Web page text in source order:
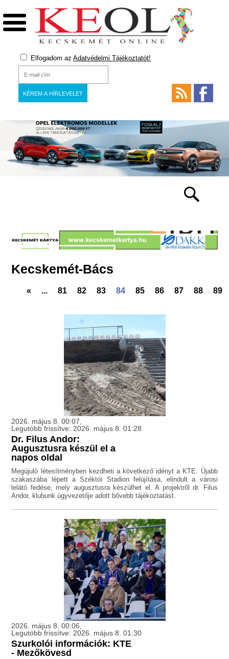
Elfogadom az Adatvédelmi Tájékoztatót!
Kecskemét-Bács
« ... 81 82 83 84 85 86 87 88 89
2026. május 8. 00:07,
Legutóbb frissítve: 2026. május 8. 01:28
Dr. Filus Andor:
Augusztusra készül el a
napos oldal
Megújuló létesítményben kezdheti a következő idényt a KTE. Újabb
szakaszába lépett a Széktói Stadion felújítása, elindult a városi
lelátó fedése, mely augusztusra készülhet el. A projektről dr. Filus
Andor, klubunk ügyvezetője adott bővebb tájékoztatást.
2026. május 8. 00:06,
Legutóbb frissítve: 2026. május 8. 01:30
Szurkolói információk: KTE
- Mezőkövesd